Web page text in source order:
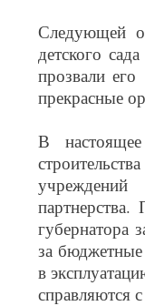
Следующей
детского
прозвали
прекрасные
В
учреждений
губернатора
за бюджетные
в
справляются